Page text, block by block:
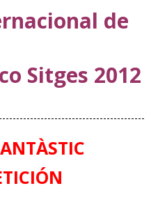
de
Sitges 2012